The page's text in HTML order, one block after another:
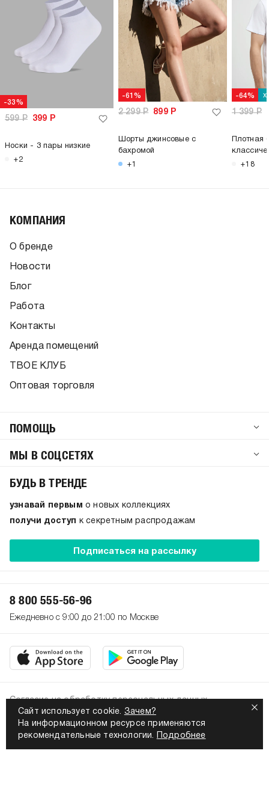
-33%
599Р 399 Р
Носки - 3 пары низкие
+2
-61%
2 299Р 899Р
Шорты джинсовые с
бахромой
+1
-64%
1 399Р
Плотная
+18
Сайт использует cookie. Зачем?
На информационном ресурсе применяются
рекомендательные технологии.
Подробнее
КОМПАНИЯ
О бренде
Новости
Блог
Работа
Контакты
Аренда помещений
ТВОЕ КЛУБ
Оптовая торговля
ПОМОЩЬ
МЫ В СОЦСЕТЯХ
БУДЬ В ТРЕНДЕ
узнавай первым о новых коллекциях
получи доступ к секретным распродажам
Подписаться на рассылку
8 800 555-56-96
Ежедневно с 9:00 до 21:00 по Москве
2026. Все права защищены
Политика конфиденциальности
Согласие на обработку персональных данных